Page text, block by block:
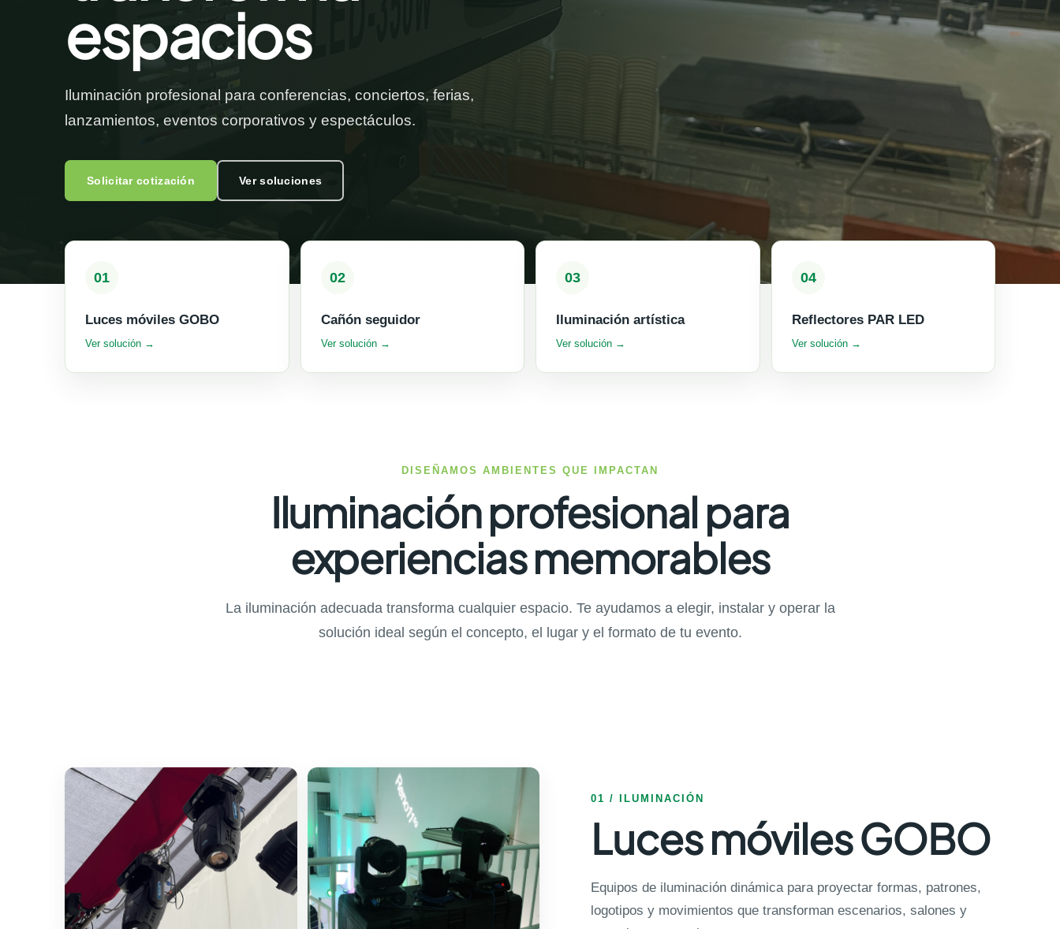
espacios
Iluminación profesional para conferencias, conciertos, ferias,
lanzamientos, eventos corporativos y espectáculos.
Solicitar cotización Ver soluciones
01
Luces móviles GOBO
Ver solución →
02
Cañón seguidor
Ver solución →
03
Iluminación artística
Ver solución →
04
Reflectores PAR LED
Ver solución →
DISEÑAMOS AMBIENTES QUE IMPACTAN
Iluminación profesional para
experiencias memorables
La iluminación adecuada transforma cualquier espacio. Te ayudamos a elegir, instalar y operar la
solución ideal según el concepto, el lugar y el formato de tu evento.
01 / ILUMINACIÓN
Luces móviles GOBO
Equipos de iluminación dinámica para proyectar formas, patrones,
logotipos y movimientos que transforman escenarios, salones y